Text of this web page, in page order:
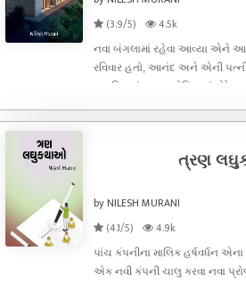
(3.9/5)
4.5k
નવા બંગલામાં રહેવા આવ્યા
રવિવાર હતો, આનંદ અને એની પત્ની
છ મહિમાનું બાળક ઘોડિયામાં પોઢેલુ
રાખ્યો
ત્રણ
by NILESH MURANI
(4.1/5)
4.9k
પાંચ કંપનીના માલિક હર્ષવર્ધન
એક નવી કંપની ચાલુ કરવા નવા